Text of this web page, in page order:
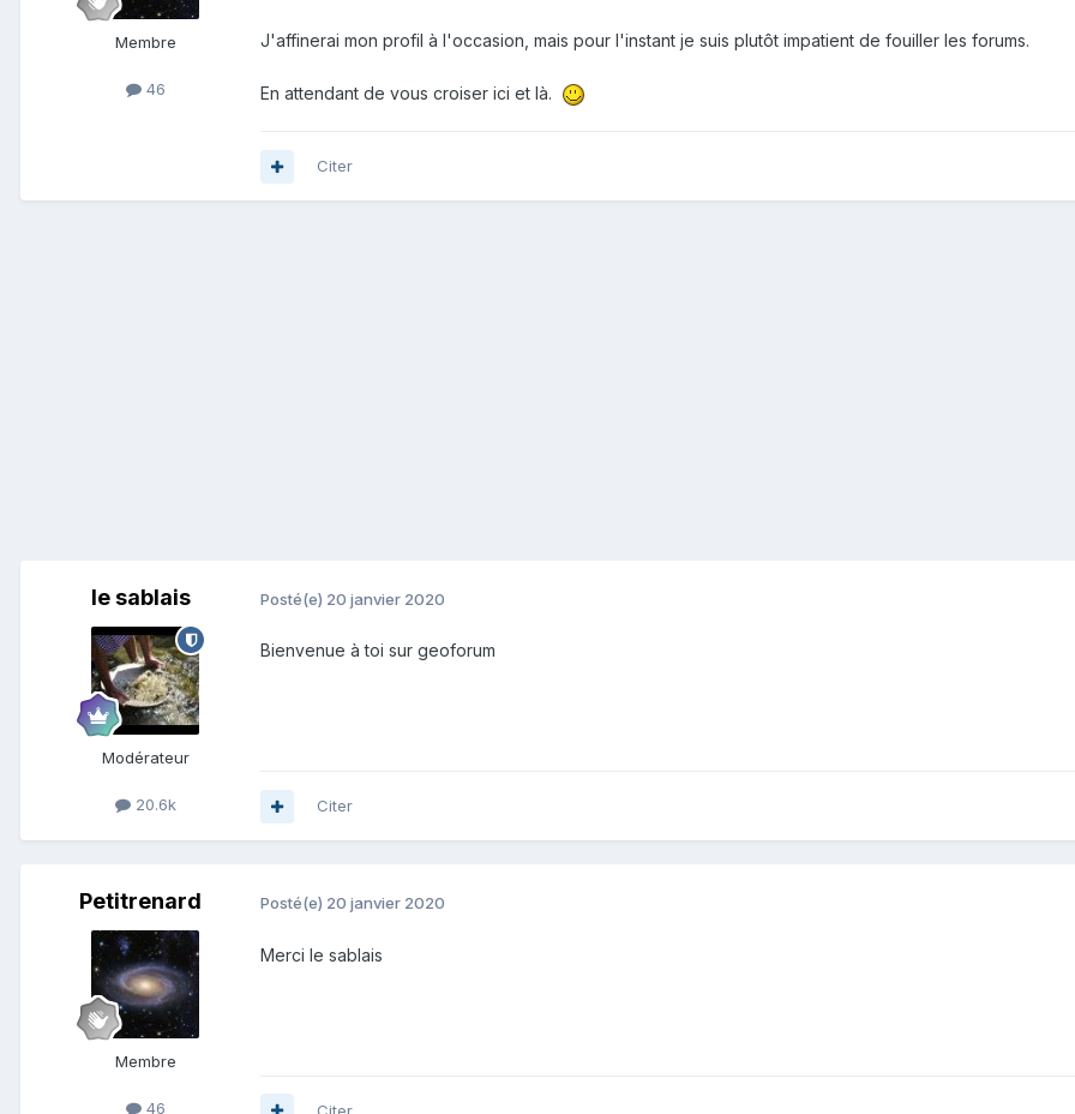
Membre
46
J'affinerai mon profil à l'occasion, mais pour l'instant je suis plutôt impatient de fouiller les forums.
En attendant de vous croiser ici et là.
Citer
le sablais
Modérateur
20.6k
Posté(e) 20 janvier 2020
Bienvenue à toi sur geoforum
Citer
Petitrenard
Membre
46
Posté(e) 20 janvier 2020
Merci le sablais
Citer